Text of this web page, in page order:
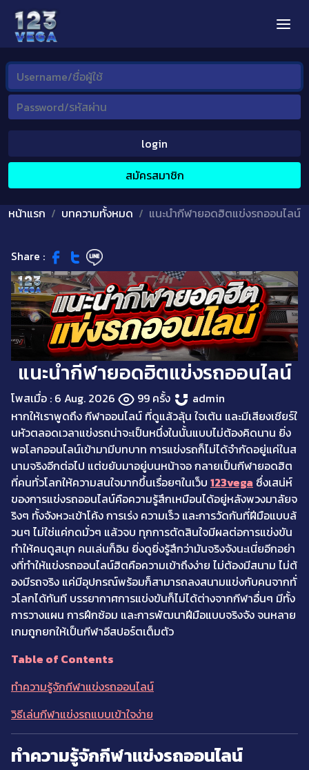
login
สมัครสมาชิก
หน้าแรก บทความทั้งหมด แนะนำกีฬายอดฮิตแข่งรถออนไลน์
Share :
แนะนำกีฬายอดฮิตแข่งรถออนไลน์
โพสเมื่อ : 6 Aug. 2026 99 ครั้ง
admin
หากให้เราพูดถึง กีฬาออนไลน์ ที่ดูแล้วลุ้น ใจเต้น และมีเสียงเชียร์ใ
นหัวตลอดเวลาแข่งรถน่าจะเป็นหนึ่งในนั้นแบบไม่ต้องคิดนาน ยิ่ง
พอโลกออนไลน์เข้ามามีบทบาท การแข่งรถก็ไม่ได้จำกัดอยู่แค่ในส
นามจริงอีกต่อไป แต่ขยับมาอยู่บนหน้าจอ กลายเป็นกีฬายอดฮิต
ที่คนทั่วโลกให้ความสนใจมากขึ้นเรื่อยๆในเว็บ 123vega ซึ่งเสน่ห์
ของการแข่งรถออนไลน์คือความรู้สึกเหมือนได้อยู่หลังพวงมาลัยจ
ริงๆ ทั้งจังหวะเข้าโค้ง การเร่ง ความเร็ว และการวัดกันที่ฝีมือแบบล้
วนๆ ไม่ใช่แค่กดมั่วๆ แล้วจบ ทุกการตัดสินใจมีผลต่อการแข่งขัน
ทำให้คนดูสนุก คนเล่นก็อิน ยิ่งดูยิ่งรู้สึกว่ามันจริงจังนะเนี่ยอีกอย่า
งที่ทำให้แข่งรถออนไลน์ฮิตคือความเข้าถึงง่าย ไม่ต้องมีสนาม ไม่ต้
องมีรถจริง แค่มีอุปกรณ์พร้อมก็สามารถลงสนามแข่งกับคนจากทั่
วโลกได้ทันที บรรยากาศการแข่งขันก็ไม่ได้ต่างจากกีฬาอื่นๆ มีทั้ง
การวางแผน การฝึกซ้อม และการพัฒนาฝีมือแบบจริงจัง จนหลาย
เกมถูกยกให้เป็นกีฬาอีสปอร์ตเต็มตัว
Table of Contents
ทำความรู้จักกีฬาแข่งรถออนไลน์
วิธีเล่นกีฬาแข่งรถแบบเข้าใจง่าย
ทำความรู้จักกีฬาแข่งรถออนไลน์